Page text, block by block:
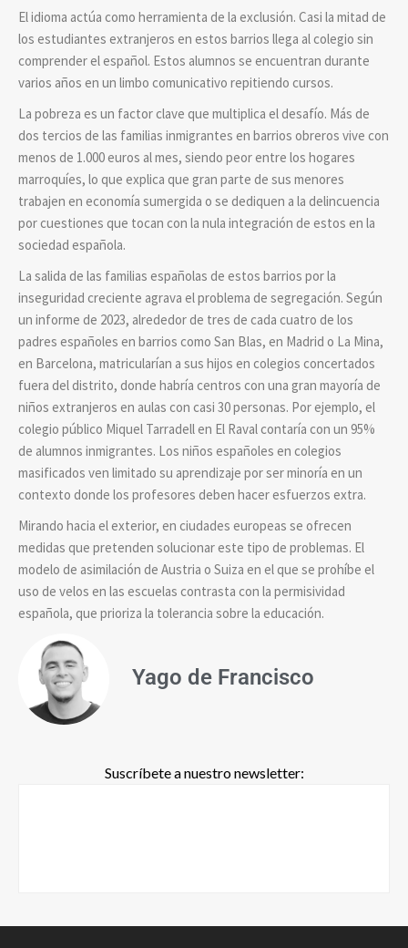
El idioma actúa como herramienta de la exclusión. Casi la mitad de
los estudiantes extranjeros en estos barrios llega al colegio sin
comprender el español. Estos alumnos se encuentran durante
varios años en un limbo comunicativo repitiendo cursos.
La pobreza es un factor clave que multiplica el desafío. Más de
dos tercios de las familias inmigrantes en barrios obreros vive con
menos de 1.000 euros al mes, siendo peor entre los hogares
marroquíes, lo que explica que gran parte de sus menores
trabajen en economía sumergida o se dediquen a la delincuencia
por cuestiones que tocan con la nula integración de estos en la
sociedad española.
La salida de las familias españolas de estos barrios por la
inseguridad creciente agrava el problema de segregación. Según
un informe de 2023, alrededor de tres de cada cuatro de los
padres españoles en barrios como San Blas, en Madrid o La Mina,
en Barcelona, matricularían a sus hijos en colegios concertados
fuera del distrito, donde habría centros con una gran mayoría de
niños extranjeros en aulas con casi 30 personas. Por ejemplo, el
colegio público Miquel Tarradell en El Raval contaría con un 95%
de alumnos inmigrantes. Los niños españoles en colegios
masificados ven limitado su aprendizaje por ser minoría en un
contexto donde los profesores deben hacer esfuerzos extra.
Mirando hacia el exterior, en ciudades europeas se ofrecen
medidas que pretenden solucionar este tipo de problemas. El
modelo de asimilación de Austria o Suiza en el que se prohíbe el
uso de velos en las escuelas contrasta con la permisividad
española, que prioriza la tolerancia sobre la educación.
Yago de Francisco
Suscríbete a nuestro newsletter: